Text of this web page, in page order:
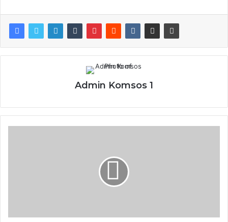
Admin Komsos 1